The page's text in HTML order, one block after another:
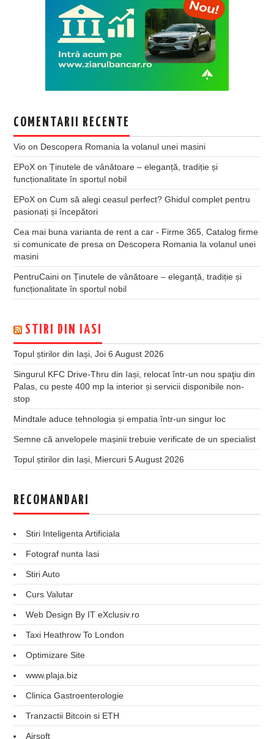
COMENTARII RECENTE
Vio on Descopera Romania la volanul unei masini
EPoX onȚinutele de vânătoare – eleganță, tradiție și
funcționalitate în sportul nobil
EPoX onCum să alegi ceasul perfect? Ghidul complet pentru
pasionați și începători
Cea mai buna varianta de rent a car - Firme 365, Catalog firme
si comunicate de presa on Descopera Romania la volanul unei
masini
PentruCaini onȚinutele de vânătoare – eleganță, tradiție și
funcționalitate în sportul nobil
STIRI DIN IASI
Topul știrilor din Iași, Joi 6 August 2026
Singurul KFC Drive-Thru din Iași, relocat într-un nou spaţiu din
Palas, cu peste 400 mp la interior și servicii disponibile non-
stop
Mindtale aduce tehnologia și empatia într-un singur loc
Semne că anvelopele mașinii trebuie verificate de un specialist
Topul știrilor din Iași, Miercuri 5 August 2026
RECOMANDARI
Stiri Inteligenta Artificiala
Fotograf nunta Iasi
Stiri Auto
Curs Valutar
Web Design By IT eXclusiv.ro
Taxi Heathrow To London
Optimizare Site
www.plaja.biz
Clinica Gastroenterologie
Tranzactii Bitcoin si ETH
Airsoft